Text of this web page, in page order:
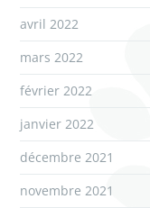
avril 2022
mars 2022
février 2022
janvier 2022
décembre 2021
novembre 2021